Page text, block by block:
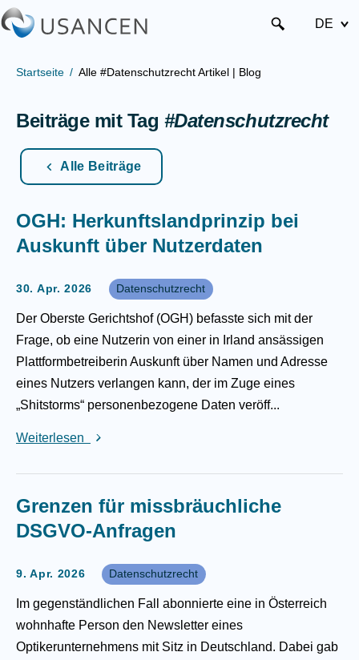
DE
Startseite Alle #Datenschutzrecht Artikel | Blog
Beiträge mit Tag #Datenschutzrecht
Alle Beiträge
OGH: Herkunftslandprinzip bei
Auskunft über Nutzerdaten
30. Apr. 2026 Datenschutzrecht
Der Oberste Gerichtshof (OGH) befasste sich mit der
Frage, ob eine Nutzerin von einer in Irland ansässigen
Plattformbetreiberin Auskunft über Namen und Adresse
eines Nutzers verlangen kann, der im Zuge eines
„Shitstorms“ personenbezogene Daten veröff...
Weiterlesen
Grenzen für missbräuchliche
DSGVO-Anfragen
9. Apr. 2026 Datenschutzrecht
Im gegenständlichen Fall abonnierte eine in Österreich
wohnhafte Person den Newsletter eines
Optikerunternehmens mit Sitz in Deutschland. Dabei gab